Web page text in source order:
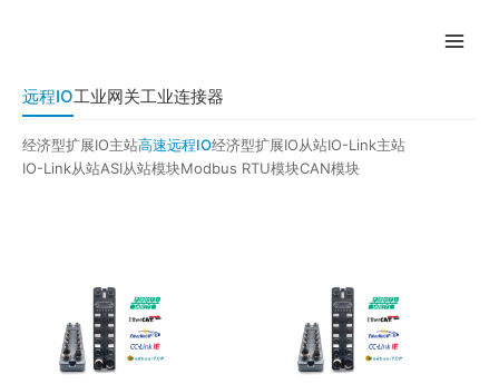
远程IO工业网关工业连接器
经济型扩展IO主站高速远程IO经济型扩展IO从站IO-Link主站
IO-Link从站ASI从站模块Modbus RTU模块CAN模块